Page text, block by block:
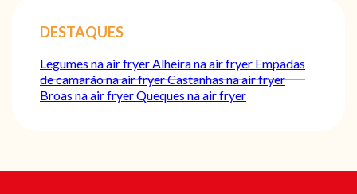
DESTAQUES
Legumes na air fryer Alheira na air fryer Empadas
de camarão na air fryerCastanhas na air fryer
Broas na air fryerQueques na air fryer